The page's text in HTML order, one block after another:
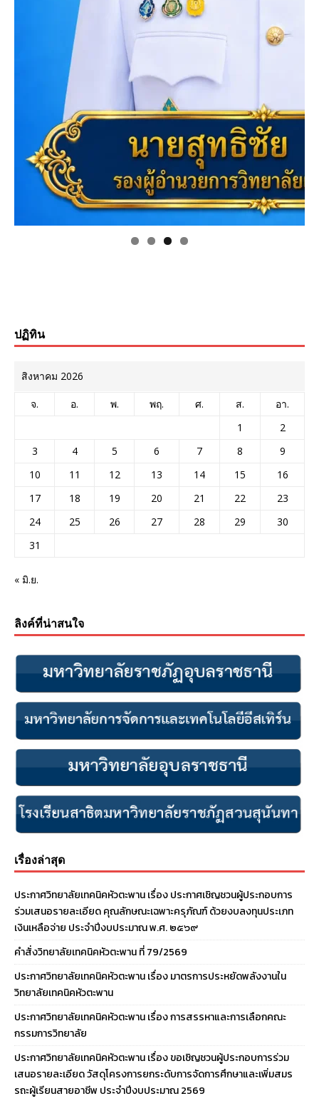
ปฏิทิน
สิงหาคม 2026
จ. อ. พ. พฤ. ศ. ส.
อา.
1
2
3
4 5 6 7 8
9
10
11 12 13 14 15
16
17
18 19 20 21 22
23
24
25 26 27 28 29
30
31
« มิ.ย.
ลิงค์ที่น่าสนใจ
เรื่องล่าสุด
ประกาศวิทยาลัยเทคนิคหัวตะพาน เรื่อง ประกาศเชิญชวนผู้ประกอบการ
ร่วมเสนอรายละเอียด คุณลักษณะเฉพาะครุภัณฑ์ ด้วยงบลงทุนประเภท
เงินเหลือจ่าย ประจําปีงบประมาณ พ.ศ. ๒๕๖๙
คำสั่งวิทยาลัยเทคนิคหัวตะพาน ที่ 79/2569
ประกาศวิทยาลัยเทคนิคหัวตะพาน เรื่อง มาตรการประหยัดพลังงานใน
วิทยาลัยเทคนิคหัวตะพาน
ประกาศวิทยาลัยเทคนิคหัวตะพาน เรื่อง การสรรหาและการเลือกคณะ
กรรมการวิทยาลัย
ประกาศวิทยาลัยเทคนิคหัวตะพาน เรื่อง ขอเชิญชวนผู้ประกอบการร่วม
เสนอรายละเอียด วัสดุโครงการยกระดับการจัดการศึกษาและเพิ่มสมร
รถะผู้เรียนสายอาชีพ ประจำปีงบประมาณ 2569